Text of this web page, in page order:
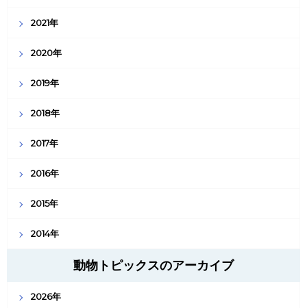
2021年
2020年
2019年
2018年
2017年
2016年
2015年
2014年
動物トピックスのアーカイブ
2026年